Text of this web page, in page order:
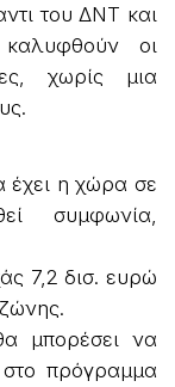
του ΔΝΤ και
οι
χωρίς μια
έχει η χώρα σε
συμφωνία,
7,2 δισ. ευρώ
μπορέσει να
πρόγραμμα